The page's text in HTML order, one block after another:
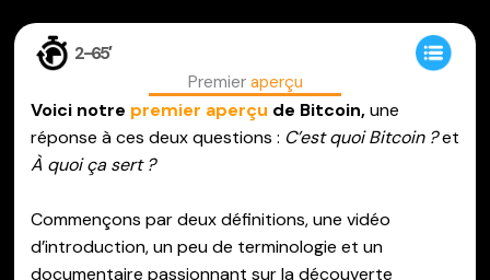
2-65′
Premier aperçu
Voici notre premier aperçu de Bitcoin,une
réponse à ces deux questions : C’est quoi Bitcoin ?et
À quoi ça sert ?
Commençons par deux définitions, une vidéo
d’introduction, un peu de terminologie et un
documentaire passionnant sur la découverte